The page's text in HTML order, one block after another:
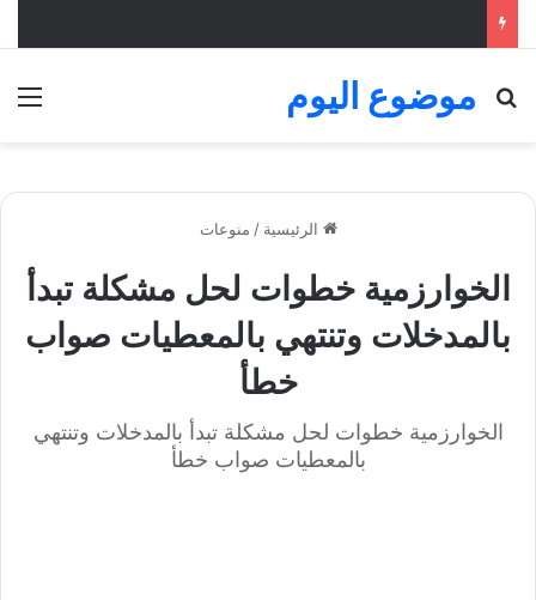
موضوع اليوم
بحث عن
الرئيسية / منوعات
الخوارزمية خطوات لحل مشكلة تبدأ
بالمدخلات وتنتهي بالمعطيات صواب
خطأ
الخوارزمية خطوات لحل مشكلة تبدأ بالمدخلات وتنتهي
بالمعطيات صواب خطأ